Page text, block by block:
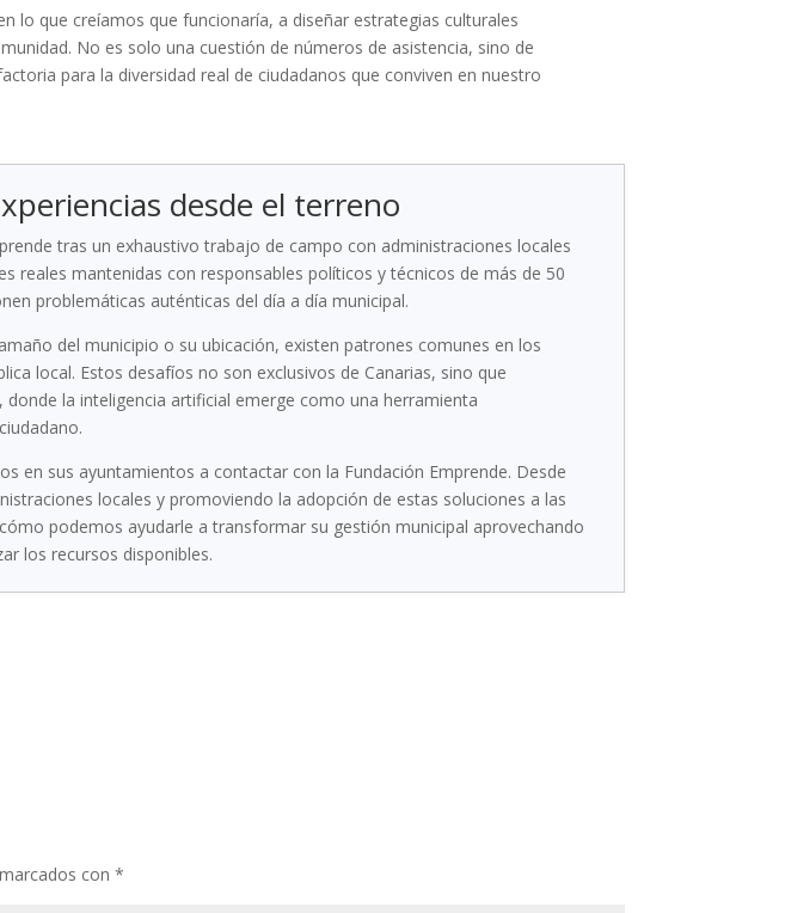
lo que creíamos que funcionaría, a diseñar estrategias culturales
No es solo una cuestión de números de asistencia, sino de
para la diversidad real de ciudadanos que conviven en nuestro
desde el terreno
tras un exhaustivo trabajo de campo con administraciones locales
reales mantenidas con responsables políticos y técnicos de más de 50
problemáticas auténticas del día a día municipal.
del municipio o su ubicación, existen patrones comunes en los
local. Estos desafíos no son exclusivos de Canarias, sino que
la inteligencia artificial emerge como una herramienta
en sus ayuntamientos a contactar con la Fundación Emprende. Desde
locales y promoviendo la adopción de estas soluciones a las
podemos ayudarle a transformar su gestión municipal aprovechando
los recursos disponibles.
con*